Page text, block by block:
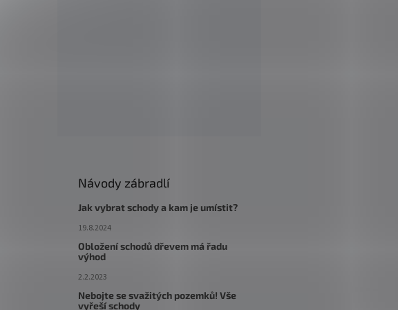
Návody zábradlí
Jak vybrat schody a kam je umístit?
19.8.2024
Obložení schodů dřevem má řadu
výhod
2.2.2023
Nebojte se svažitých pozemků! Vše
vyřeší schody